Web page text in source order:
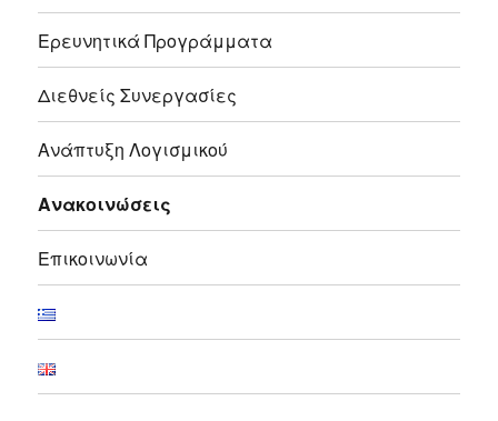
Ερευνητικά Προγράμματα
Διεθνείς Συνεργασίες
Ανάπτυξη Λογισμικού
Ανακοινώσεις
Επικοινωνία